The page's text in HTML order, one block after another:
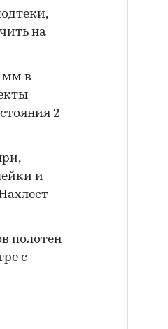
на
мм в
2
и
полотен
с